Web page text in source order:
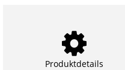
Produktdetails